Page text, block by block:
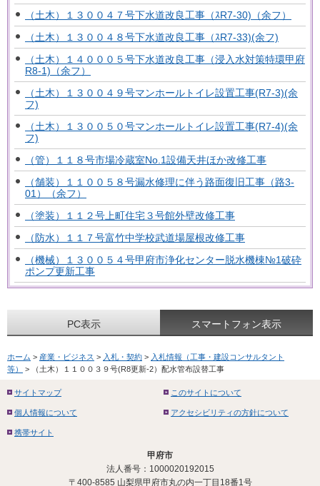
（土木）１３００４７号下水道改良工事（ｽR7-30)（余フ）
（土木）１３００４８号下水道改良工事（ｽR7-33)(余フ)
（土木）１４０００５号下水道改良工事（浸入水対策特環甲府
R8-1)（余フ）
（土木）１３００４９号マンホールトイレ設置工事(R7-3)(余
フ)
（土木）１３００５０号マンホールトイレ設置工事(R7-4)(余
フ)
（管）１１８号市場冷蔵室No.1設備天井ほか改修工事
（舗装）１１００５８号漏水修理に伴う路面復旧工事（路3-
01）（余フ）
（塗装）１１２号上町住宅３号館外壁改修工事
（防水）１１７号富竹中学校武道場屋根改修工事
（機械）１３００５４号甲府市浄化センター脱水機棟№1破砕
ポンプ更新工事
PC表示 スマートフォン表示
ホーム > 産業・ビジネス > 入札・契約 > 入札情報（工事・建設コンサルタント
等）
> （土木）１１００３９号(R8更新-2）配水管布設替工事
サイトマップ このサイトについて
個人情報について アクセシビリティの方針について
携帯サイト
甲府市
法人番号：1000020192015
〒400-8585 山梨県甲府市丸の内一丁目18番1号